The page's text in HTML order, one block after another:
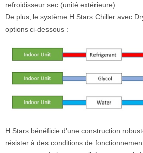
refroidisseur sec (unité extérieure).
De plus, le système H.Stars Chiller avec
optionsci-dessous :
H.Stars bénéficie d'une construction
résister à des conditions de